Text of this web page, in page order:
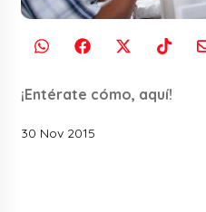
¡Entérate cómo, aquí!
30 Nov 2015